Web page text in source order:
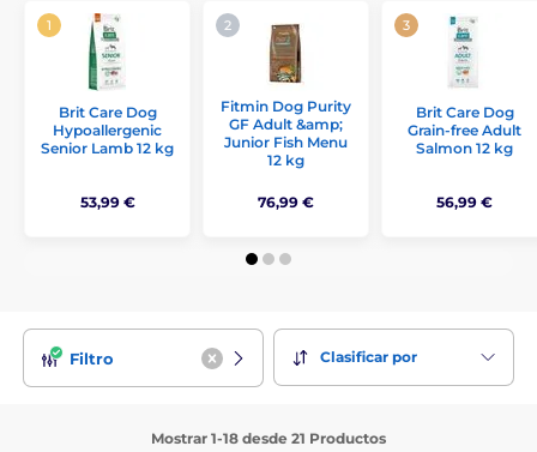
Brit Care Dog
Hypoallergenic
Senior Lamb 12 kg
53,99 €
Fitmin Dog Purity
GF Adult &amp;
Junior Fish Menu
12 kg
76,99 €
Brit Care Dog
Grain-free Adult
Salmon 12 kg
56,99 €
Filtro Clasificar por
Mostrar 1-18 desde 21 Productos